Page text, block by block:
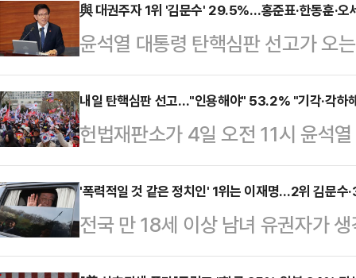
변론종결 이후 역대 최장시간 평의
닌 인용 4, 기각 혹은 각하 4의 '4대
지 않다고 전망했다. 다만 일각에서
재법 개정 추진, 마은혁 헌법재판관
가 진행되면서 일부 재판관이 의견
조계…
與 대권주자 1위 '김문수' 29.5%…홍준표·한동훈·오
윤석열 대통령 탄핵심판 선고가 오
가장 유력한 여권 대권주자로 김
뒤로 홍준표 대구광역시장·한동훈
별시장(8.0%) 순으로 높은 응답률
여론조사공정㈜에 의뢰해 지난 3
을 통해 국민의힘 지지층 및 무당
될 경우 범여권 대선 후보로 누가
동…
내일 탄핵심판 선고…"인용해야" 53.2% "기각·각
헌법재판소가 4일 오전 11시 윤석
가운데, 국민 53.2%가 헌재가 윤
고 있는 것으로 나타났다. "기각해
으나, "인용해야 한다"는 수치보다
여론조사공정㈜에 의뢰해 지난 3
'폭력적일 것 같은 정치인' 1위는 이재명…2위 김문수
전국 만 18세 이상 남녀 유권자가
이재명 더불어민주당 대표인 것으